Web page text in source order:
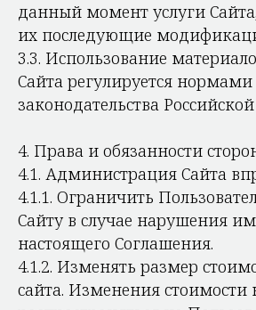
данный момент услуги
их последующие
3.3. Использование
Сайта регулируется
законодательства
4. Права и обязанности
4.1. Администрация Сайта
4.1.1. Ограничить
Сайту в случае нарушения
настоящего Соглашения.
4.1.2. Изменять размер
сайта. Изменения стоимости